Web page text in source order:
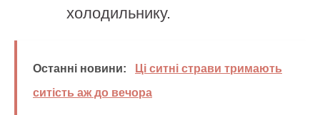
холодильнику.
Останні новини:
Ці ситні страви тримають
ситість аж до вечора